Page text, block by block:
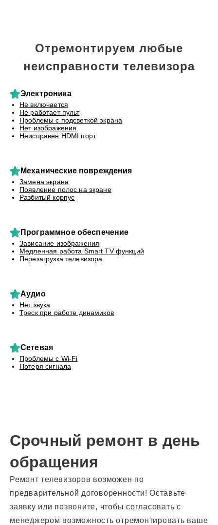
Отремонтируем любые
неисправности телевизора
Электроника
Не включается
Не работает пульт
Проблемы с подсветкой экрана
Нет изображения
Неисправен HDMI порт
Механические повреждения
Замена экрана
Появление полос на экране
Разбитый корпус
Программное обеспечение
Зависание изображения
Медленная работа Smart TV функций
Перезагрузка телевизора
Аудио
Нет звука
Треск при работе динамиков
Сетевая
Проблемы с Wi-Fi
Потеря сигнала
Срочный ремонт в день
обращения
Ремонт телевизоров возможен по
предварительной договоренности! Оставьте
заявку или позвоните, чтобы согласовать с
менеджером возможность отремонтировать ваше